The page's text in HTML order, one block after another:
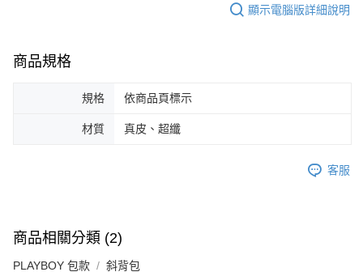
顯示電腦版詳細說明
商品規格
規格 依商品頁標示
材質 真皮、超纖
客服
商品相關分類 (2)
PLAYBOY 包款 斜背包